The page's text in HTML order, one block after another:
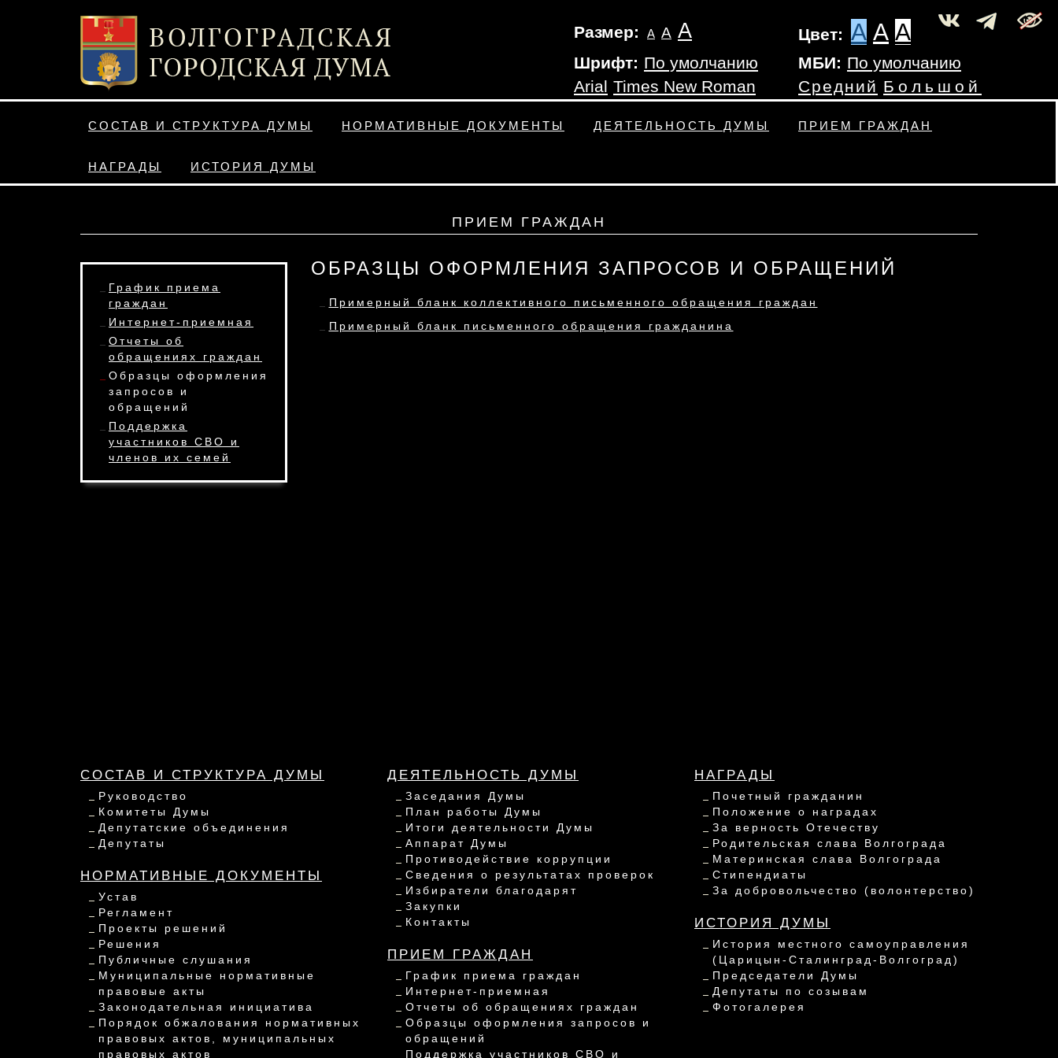
Размер: А А А Цвет: A A A
Шрифт: По умолчанию
Arial Times New Roman
МБИ: По умолчанию
Средний Большой
СОСТАВ И СТРУКТУРА ДУМЫ НОРМАТИВНЫЕ ДОКУМЕНТЫ ДЕЯТЕЛЬНОСТЬ ДУМЫ ПРИЕМ ГРАЖДАН
НАГРАДЫ ИСТОРИЯ ДУМЫ
ПРИЕМ ГРАЖДАН
График приема
граждан
Интернет-приемная
Отчеты об
обращениях граждан
Образцы оформления
запросов и
обращений
Поддержка
участников СВО и
членов их семей
ОБРАЗЦЫ ОФОРМЛЕНИЯ ЗАПРОСОВ И ОБРАЩЕНИЙ
Примерный бланк коллективного письменного обращения граждан
Примерный бланк письменного обращения гражданина
СОСТАВ И СТРУКТУРА ДУМЫ
Руководство
Комитеты Думы
Депутатские объединения
Депутаты
НОРМАТИВНЫЕ ДОКУМЕНТЫ
Устав
Регламент
Проекты решений
Решения
Публичные слушания
Муниципальные нормативные
правовые акты
Законодательная инициатива
Порядок обжалования нормативных
правовых актов, муниципальных
правовых актов
ДЕЯТЕЛЬНОСТЬ ДУМЫ
Заседания Думы
План работы Думы
Итоги деятельности Думы
Аппарат Думы
Противодействие коррупции
Сведения о результатах проверок
Избиратели благодарят
Закупки
Контакты
ПРИЕМ ГРАЖДАН
График приема граждан
Интернет-приемная
Отчеты об обращениях граждан
Образцы оформления запросов и
обращений
Поддержка участников СВО и
НАГРАДЫ
Почетный гражданин
Положение о наградах
За верность Отечеству
Родительская слава Волгограда
Материнская слава Волгограда
Стипендиаты
За добровольчество (волонтерство)
ИСТОРИЯ ДУМЫ
История местного самоуправления
(Царицын-Сталинград-Волгоград)
Председатели Думы
Депутаты по созывам
Фотогалерея